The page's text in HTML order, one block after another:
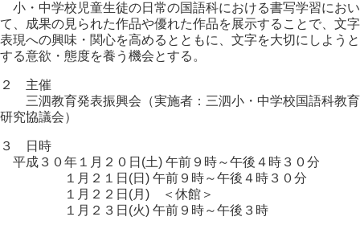
小・中学校児童生徒の日常の国語科における書写学習におい
て、成果の見られた作品や優れた作品を展示することで、文字
表現への興味・関心を高めるとともに、文字を大切にしようと
する意欲・態度を養う機会とする。
２ 主催
三泗教育発表振興会（実施者：三泗小・中学校国語科教育
研究協議会）
３ 日時
平成３０年１月２０日(土) 午前９時～午後４時３０分
１月２１日(日) 午前９時～午後４時３０分
１月２２日(月) ＜休館＞
１月２３日(火) 午前９時～午後３時